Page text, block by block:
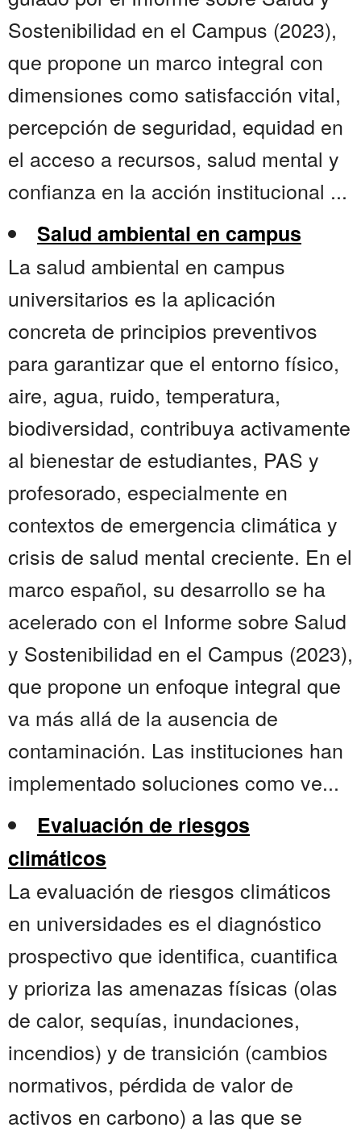
Sostenibilidad en el Campus (2023),
que propone un marco integral con
dimensiones como satisfacción vital,
percepción de seguridad, equidad en
el acceso a recursos, salud mental y
confianza en la acción institucional ...
Salud ambiental en campus
La salud ambiental en campus
universitarios es la aplicación
concreta de principios preventivos
para garantizar que el entorno físico,
aire, agua, ruido, temperatura,
biodiversidad, contribuya activamente
al bienestar de estudiantes, PAS y
profesorado, especialmente en
contextos de emergencia climática y
crisis de salud mental creciente. En el
marco español, su desarrollo se ha
acelerado con el Informe sobre Salud
y Sostenibilidad en el Campus (2023),
que propone un enfoque integral que
va más allá de la ausencia de
contaminación. Las instituciones han
implementado soluciones como ve...
Evaluación de riesgos
climáticos
La evaluación de riesgos climáticos
en universidades es el diagnóstico
prospectivo que identifica, cuantifica
y prioriza las amenazas físicas (olas
de calor, sequías, inundaciones,
incendios) y de transición (cambios
normativos, pérdida de valor de
activos en carbono) a las que se